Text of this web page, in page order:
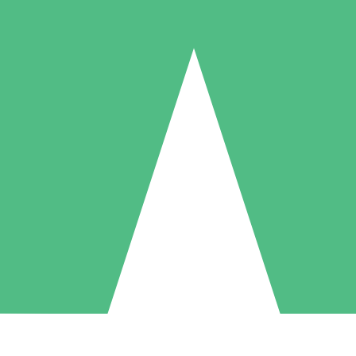
Packs de Crédits Individuels
à l'utilisation avec des crédits de téléchargement. Sans engagement
5 Téléchargements
US$